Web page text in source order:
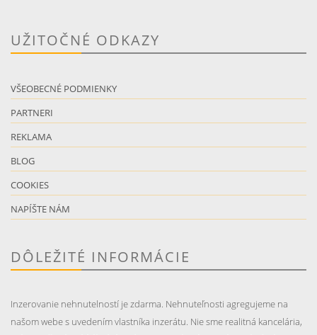
UŽITOČNÉ ODKAZY
VŠEOBECNÉ PODMIENKY
PARTNERI
REKLAMA
BLOG
COOKIES
NAPÍŠTE NÁM
DÔLEŽITÉ INFORMÁCIE
Inzerovanie nehnutelností je zdarma. Nehnuteľnosti agregujeme na
našom webe s uvedením vlastníka inzerátu. Nie sme realitná kancelária,